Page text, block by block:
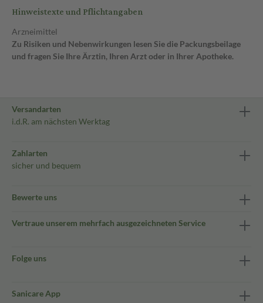
Hinweistexte und Pflichtangaben
Arzneimittel
Zu Risiken und Nebenwirkungen lesen Sie die Packungsbeilage
und fragen Sie Ihre Ärztin, Ihren Arzt oder in Ihrer Apotheke.
Versandarten
i.d.R. am nächsten Werktag
Zahlarten
sicher und bequem
Bewerte uns
Vertraue unserem mehrfach ausgezeichneten Service
Folge uns
Sanicare App